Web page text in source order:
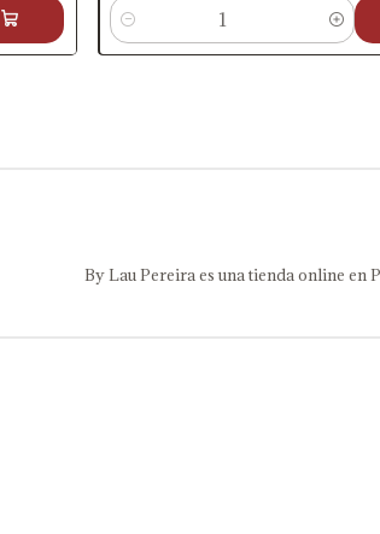
Cantidad
By Lau Pereira es una tienda online en